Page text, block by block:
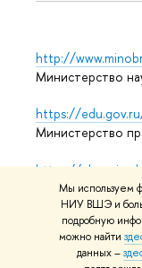
Мы используем
НИУ ВШЭ и
подробную
можно найти
данных –
http://
Министерство
https://
Министерство
https://
Массовые
© НИУ ВШЭ